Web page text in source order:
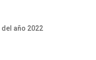
año 2022